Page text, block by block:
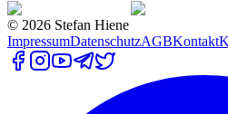
© 2026 Stefan Hiene
ImpressumDatenschutzAGBKontakt